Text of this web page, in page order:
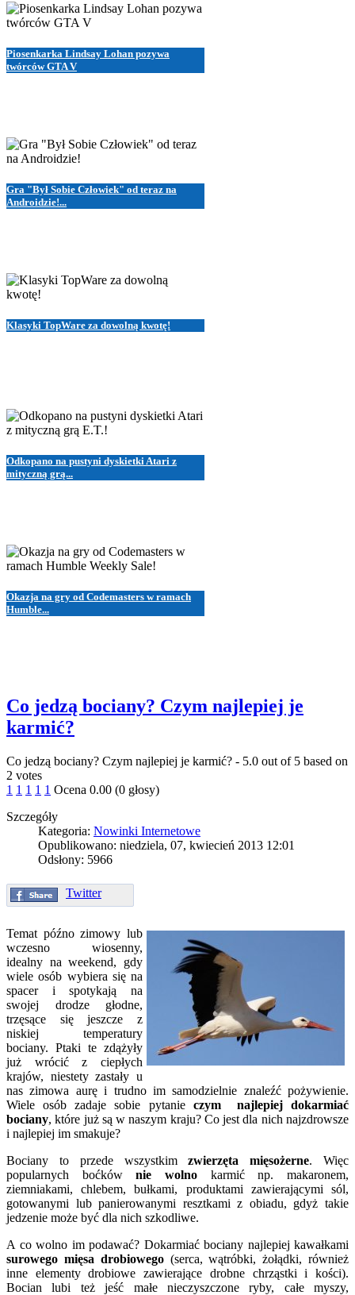
Piosenkarka Lindsay Lohan pozywa
twórców GTA V
Gra "Był Sobie Człowiek" od teraz na
Androidzie!...
Klasyki TopWare za dowolną kwotę!
Odkopano na pustyni dyskietki Atari z
mityczną grą...
Okazja na gry od Codemasters w ramach
Humble...
Co jedzą bociany? Czym najlepiej je
karmić?
Co jedzą bociany? Czym najlepiej je karmić? - 5.0 out of 5 based on
2 votes
1 1 1 1 1 Ocena 0.00 (0 głosy)
Szczegóły
Kategoria: Nowinki Internetowe
Opublikowano: niedziela, 07, kwiecień 2013 12:01
Odsłony: 5966
Twitter
Temat późno zimowy lub
wczesno wiosenny,
idealny na weekend, gdy
wiele osób wybiera się na
spacer i spotykają na
swojej drodze głodne,
trzęsące się jeszcze z
niskiej temperatury
bociany. Ptaki te zdążyły
już wrócić z ciepłych
krajów, niestety zastały u
nas zimowa aurę i trudno im samodzielnie znaleźć pożywienie.
Wiele osób zadaje sobie pytanie czym najlepiej dokarmiać
bociany, które już są w naszym kraju? Co jest dla nich najzdrowsze
i najlepiej im smakuje?
Bociany to przede wszystkimzwierzęta mięsożerne. Więc
popularnych boćkównie wolno karmić np. makaronem,
ziemniakami, chlebem, bułkami, produktami zawierającymi sól,
gotowanymi lub panierowanymi resztkami z obiadu, gdyż takie
jedzenie może być dla nich szkodliwe.
A co wolno im podawać? Dokarmiać bociany najlepiej kawałkami
surowego mięsa drobiowego(serca, wątróbki, żołądki, również
inne elementy drobiowe zawierające drobne chrząstki i kości).
Bocian lubi też jeść małe nieczyszczone ryby, całe myszy,